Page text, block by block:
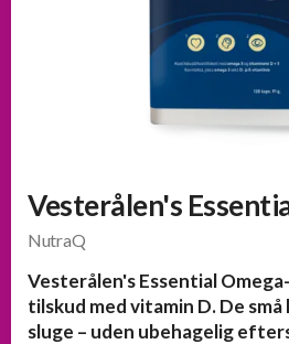
Vesterålen's
NutraQ
Vesterålen's Essential
tilskud med vitamin D. De
sluge – uden ubehagelig
velkomsttilbud